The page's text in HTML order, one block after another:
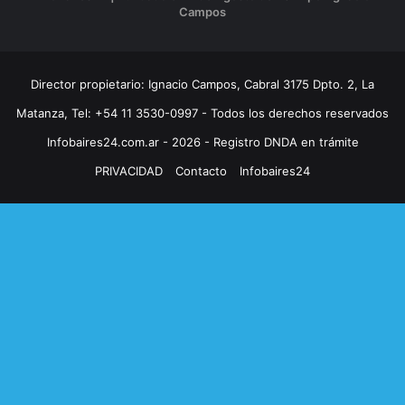
Campos
Director propietario: Ignacio Campos, Cabral 3175 Dpto. 2, La
Matanza, Tel: +54 11 3530-0997 - Todos los derechos reservados
Infobaires24.com.ar - 2026 - Registro DNDA en trámite
PRIVACIDAD
Contacto Infobaires24